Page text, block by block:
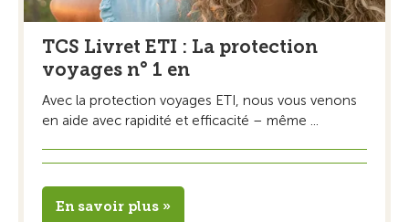
TCS Livret ETI : La protection
voyages n° 1 en
Avec la protection voyages ETI, nous vous venons
en aide avec rapidité et efficacité – même ...
En savoir plus »